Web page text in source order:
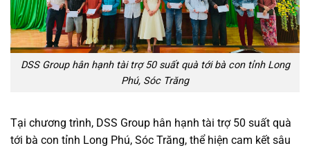
DSS Group hân hạnh tài trợ 50 suất quà tới bà con tỉnh Long
Phú, Sóc Trăng
Tại chương trình, DSS Group hân hạnh tài trợ 50 suất quà
tới bà con tỉnh Long Phú, Sóc Trăng, thể hiện cam kết sâu